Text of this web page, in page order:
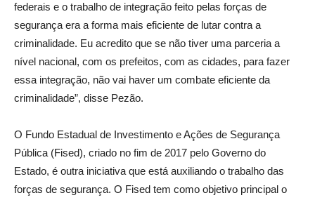
federais e o trabalho de integração feito pelas forças de
segurança era a forma mais eficiente de lutar contra a
criminalidade. Eu acredito que se não tiver uma parceria a
nível nacional, com os prefeitos, com as cidades, para fazer
essa integração, não vai haver um combate eficiente da
criminalidade”, disse Pezão.
O Fundo Estadual de Investimento e Ações de Segurança
Pública (Fised), criado no fim de 2017 pelo Governo do
Estado, é outra iniciativa que está auxiliando o trabalho das
forças de segurança. O Fised tem como objetivo principal o